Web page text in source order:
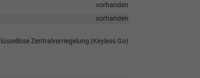
vorhanden
vorhanden
Zentralverriegelung (Keyless Go)